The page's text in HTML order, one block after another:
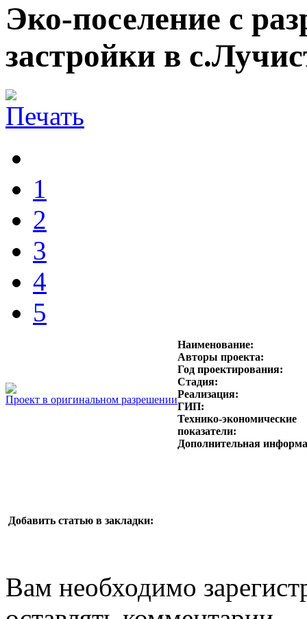
Эко-поселение с
застройки в
1
2
3
4
5
Проект в оригинальном разрешении
Наименование:
Авторы проекта:
Год проектирования:
Стадия:
Реализация:
ГИП:
Технико-экономические
показатели:
Дополнительная
Добавить статью в закладки:
Вам необходимо